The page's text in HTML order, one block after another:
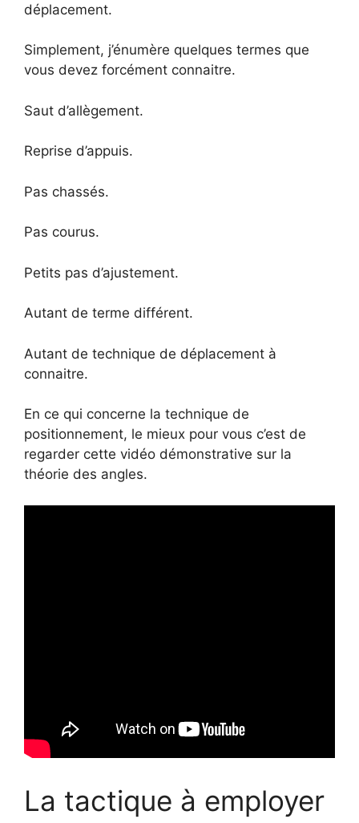
déplacement.
Simplement, j’énumère quelques termes que
vous devez forcément connaitre.
Saut d’allègement.
Reprise d’appuis.
Pas chassés.
Pas courus.
Petits pas d’ajustement.
Autant de terme différent.
Autant de technique de déplacement à
connaitre.
En ce qui concerne la technique de
positionnement, le mieux pour vous c’est de
regarder cette vidéo démonstrative sur la
théorie des angles.
La tactique à employer